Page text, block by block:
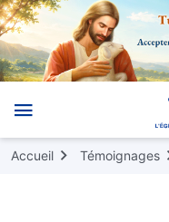
Accueil Témoignages